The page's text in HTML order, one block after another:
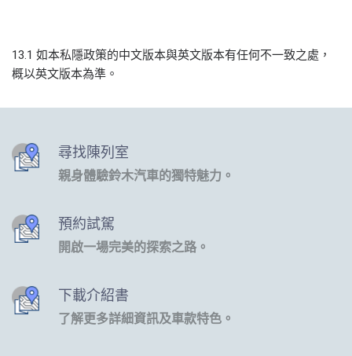
13.1 如本私隱政策的中文版本與英文版本有任何不一致之處，
概以英文版本為準。
尋找陳列室
親身體驗鈴木汽車的獨特魅力。
預約試駕
開啟一場完美的探索之路。
下載介紹書
了解更多詳細資訊及車款特色。